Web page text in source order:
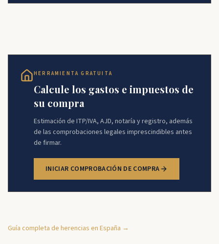
HERRAMIENTA GRATUITA
Calcule los gastos e impuestos de
su compra
Estimación de ITP/IVA, AJD, notaría y registro, además
de las comprobaciones legales imprescindibles antes
de firmar.
INICIAR COMPROBACIÓN DE COMPRA
Guía completa de herencias en España →